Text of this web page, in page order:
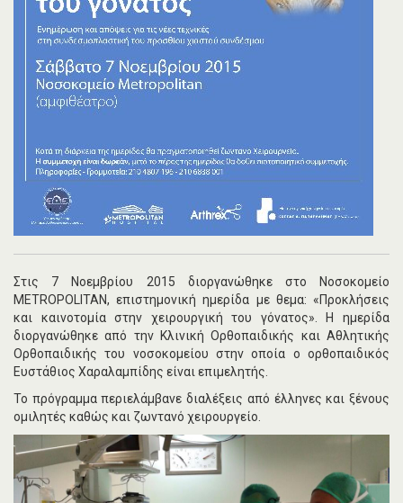
Στις 7 Νοεμβρίου 2015 διοργανώθηκε στο Νοσοκομείο
METROPOLITAN, επιστημονική ημερίδα με θεμα: «Προκλήσεις
και καινοτομία στην χειρουργική του γόνατος». Η ημερίδα
διοργανώθηκε από την Κλινική Ορθοπαιδικής και Αθλητικής
Ορθοπαιδικής του νοσοκομείου στην οποία ο ορθοπαιδικός
Ευστάθιος Χαραλαμπίδης είναι επιμελητής.
Το πρόγραμμα περιελάμβανε διαλέξεις από έλληνες και ξένους
ομιλητές καθώς και ζωντανό χειρουργείο.